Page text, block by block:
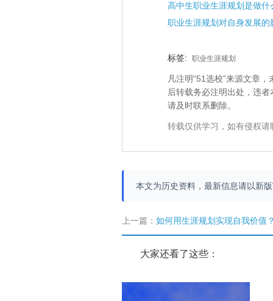
高中生职业生涯规划是做什
职业生涯规划对自身发展的
标签: 职业生涯规划
凡注明“51选校”来源文章
后转载务必注明出处，违
请及时联系删除。
转载仅供学习，如有侵权
本文为历史资料，最新信息请以新
上一篇： 如何用生涯规划实现自我价值
大家还看了这些：